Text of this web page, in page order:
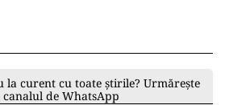
la curent cu toate știrile? Urmărește
canalul de WhatsApp